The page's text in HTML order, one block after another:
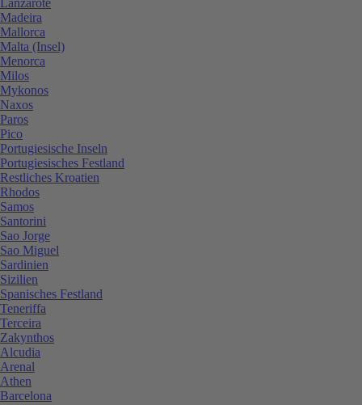
Madeira
Mallorca
Malta (Insel)
Menorca
Milos
Mykonos
Naxos
Paros
Pico
Portugiesische Inseln
Portugiesisches Festland
Restliches Kroatien
Rhodos
Samos
Santorini
Sao Jorge
Sao Miguel
Sardinien
Sizilien
Spanisches Festland
Teneriffa
Terceira
Zakynthos
Alcudia
Arenal
Athen
Barcelona